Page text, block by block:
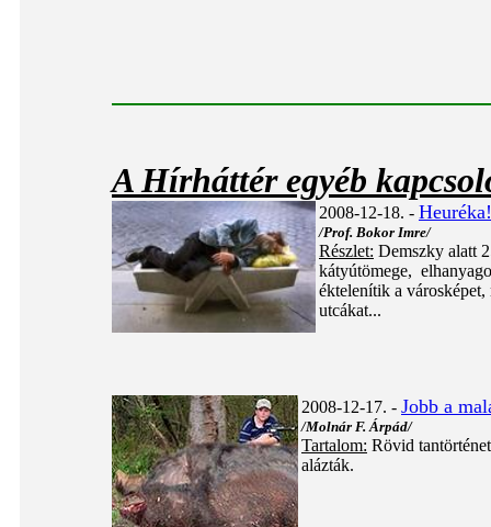
A Hírháttér egyéb
2008-12-18. -
/Prof. Bokor Imre/
Részlet: Demszky alatt
kátyútömege,
éktelenítik a
utcákat...
2008-12-17. - Jobb a
/Molnár F. Árpád/
Tartalom: Rövid
alázták.